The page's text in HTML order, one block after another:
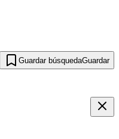
Guardar búsquedaGuardar